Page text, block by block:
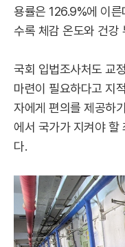
용률은 126.9%에 이
수록 체감 온도와 건강
국회 입법조사처도 교
마련이 필요하다고 지
자에게 편의를 제공하
에서 국가가 지켜야 할
다.